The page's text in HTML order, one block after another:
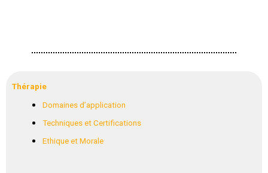
Thérapie
Domaines d’application
Techniques et Certifications
Ethique et Morale